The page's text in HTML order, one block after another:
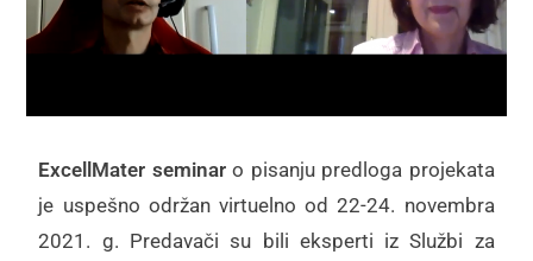
ExcellMater seminaro pisanju predloga projekata
je uspešno održan virtuelno od 22-24. novembra
2021. g. Predavači su bili eksperti iz Službi za